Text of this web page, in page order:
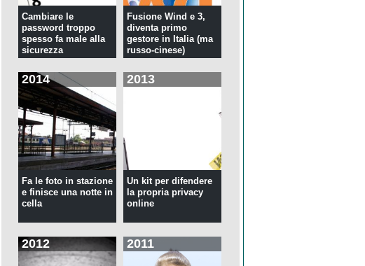
Cambiare le
password troppo
spesso fa male alla
sicurezza
Fusione Wind e 3,
diventa primo
gestore in Italia (ma
russo-cinese)
2014
Fa le foto in stazione
e finisce una notte in
cella
2013
Un kit per difendere
la propria privacy
online
2012 2011